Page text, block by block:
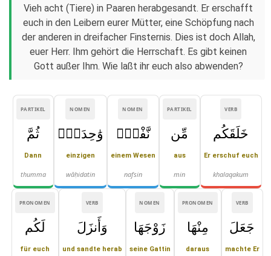
Vieh acht (Tiere) in Paaren herabgesandt. Er erschafft
euch in den Leibern eurer Mütter, eine Schöpfung nach
der anderen in dreifacher Finsternis. Dies ist doch Allah,
euer Herr. Ihm gehört die Herrschaft. Es gibt keinen
Gott außer Ihm. Wie laßt ihr euch also abwenden?
VERB
خَلَقَكُم
Er erschuf euch
khalaqakum
PARTIKEL
مِّن
aus
min
NOMEN
نَّفْسٍۢ
einem Wesen
nafsin
NOMEN
وَٰحِدَةٍۢ
einzigen
wāḥidatin
PARTIKEL
ثُمَّ
Dann
thumma
VERB
جَعَلَ
machte Er
PRONOMEN
مِنْهَا
daraus
NOMEN
زَوْجَهَا
seine Gattin
VERB
وَأَنزَلَ
und sandte herab
PRONOMEN
لَكُم
für euch